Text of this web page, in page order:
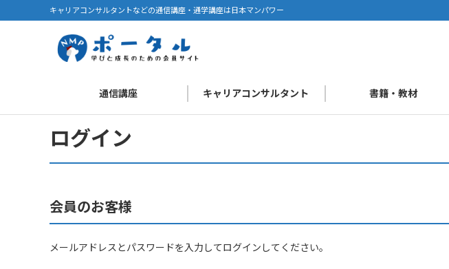
キャリアコンサルタントなどの通信講座・通学講座は日本マンパワー
通信講座 キャリアコンサルタント 書籍・教材
ログイン
会員のお客様
メールアドレスとパスワードを入力してログインしてください。